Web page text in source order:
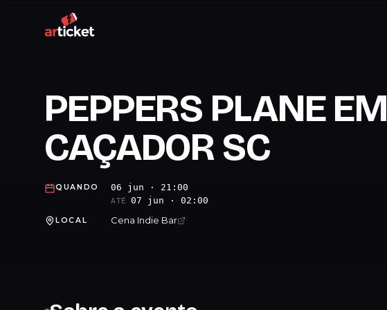
PEPPERS PLANE EM
CAÇADOR SC
QUANDO 06 jun · 21:00
ATÉ 07 jun · 02:00
LOCAL Cena Indie Bar